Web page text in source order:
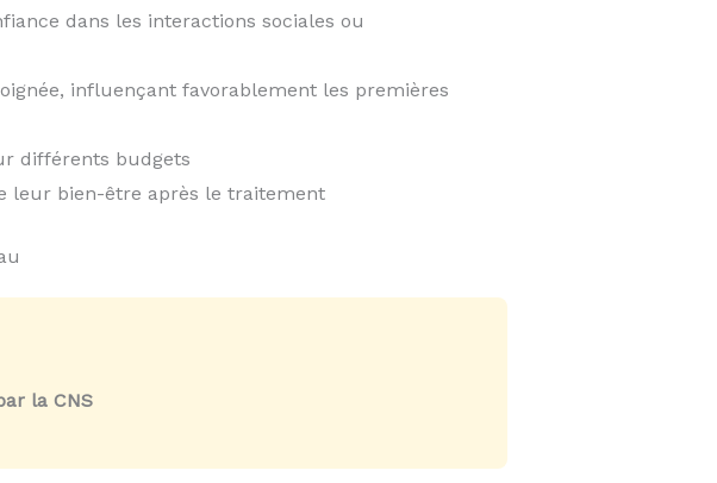
dans les interactions sociales ou
influençant favorablement les premières
différents budgets
leur bien-être après le traitement
la CNS